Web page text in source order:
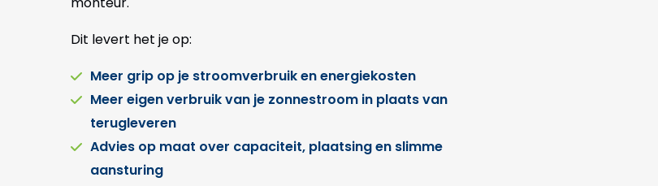
Dit levert het je op:
Meer grip op je stroomverbruik en energiekosten
Meer eigen verbruik van je zonnestroom in plaats van
terugleveren
Advies op maat over capaciteit, plaatsing en slimme
aansturing